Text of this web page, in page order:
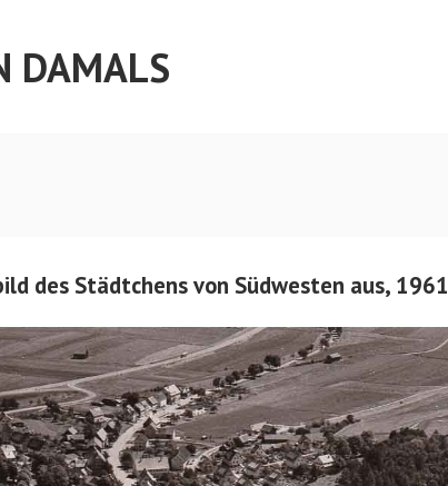
DAMALS
des Städtchens von Südwesten aus, 1961